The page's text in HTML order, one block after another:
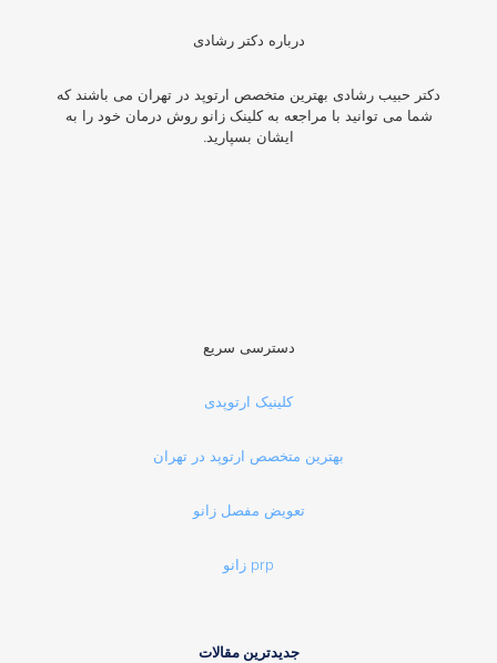
درباره دکتر رشادی
دکتر حبیب رشادی بهترین متخصص ارتوپد در تهران می باشند که
شما می توانید با مراجعه به کلینک زانو روش درمان خود را به
ایشان بسپارید.
دسترسی سریع
کلینیک ارتوپدی
بهترین متخصص ارتوپد در تهران
تعویض مفصل زانو
prp زانو
جدیدترین مقالات